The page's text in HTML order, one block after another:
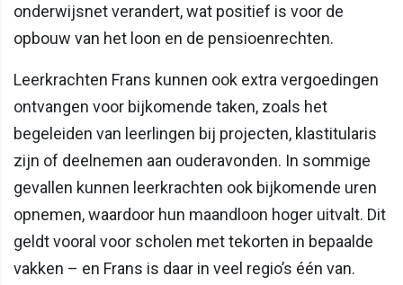
onderwijsnet verandert, wat positief is voor de
opbouw van het loon en de pensioenrechten.
Leerkrachten Frans kunnen ook extra vergoedingen
ontvangen voor bijkomende taken, zoals het
begeleiden van leerlingen bij projecten, klastitularis
zijn of deelnemen aan ouderavonden. In sommige
gevallen kunnen leerkrachten ook bijkomende uren
opnemen, waardoor hun maandloon hoger uitvalt. Dit
geldt vooral voor scholen met tekorten in bepaalde
vakken – en Frans is daar in veel regio’s één van.